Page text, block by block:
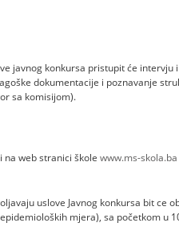
javnog konkursa pristupit će intervju
dokumentacije i poznavanje
sa komisijom).
na web stranici škole www.ms-skola.ba
uslove Javnog konkursa bit ce
mjera), sa početkom u